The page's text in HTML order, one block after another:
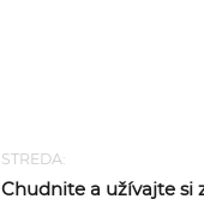
STREDA:
Chudnite a užívajte si